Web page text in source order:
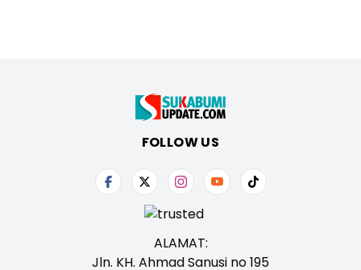
FOLLOW US
ALAMAT:
Jln. KH. Ahmad Sanusi no 195